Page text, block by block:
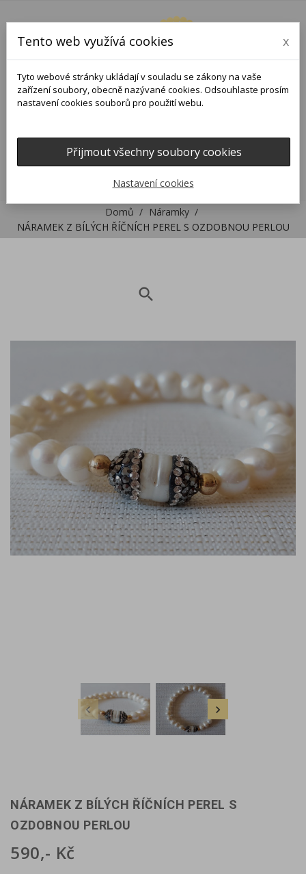
Domů
Náramky
NÁRAMEK Z BÍLÝCH ŘÍČNÍCH PEREL S OZDOBNOU PERLOU
search
 
NÁRAMEK Z BÍLÝCH ŘÍČNÍCH PEREL S
OZDOBNOU PERLOU
590,- Kč
Tento web využívá cookies x
Tyto webové stránky ukládají v souladu se zákony na vaše
zařízení soubory, obecně nazývané cookies. Odsouhlaste prosím
nastavení cookies souborů pro použití webu.
Přijmout všechny soubory cookies
Nastavení cookies